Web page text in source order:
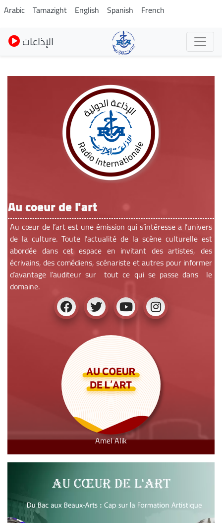
Skip
to
main
content
Arabic Tamazight English Spanish French
الإذاعات
Au coeur de l'art
Au cœur de l’art est une émission qui s’intéresse a l’univers
de la culture. Toute l’actualité de la scène culturelle est
abordée dans cet espace en invitant des artistes, des
écrivains, des comédiens, scénariste et autres pour informer
d’avantage l’auditeur sur tout ce qui se passe dans le
domaine.
Amel Alik